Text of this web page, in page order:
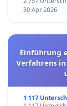
30 Apr 2026
Einführung
Verfahrens
1 117